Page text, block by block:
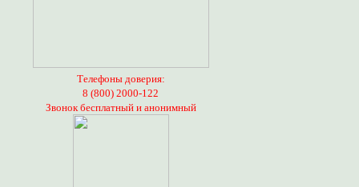
Телефоны доверия:
8 (800) 2000-122
Звонок бесплатный и анонимный